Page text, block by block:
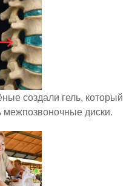
создали гель, который
межпозвоночные диски.